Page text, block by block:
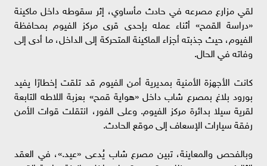
لقي مزارع مصرعه في حادث مأساوي، إثر سقوطه داخل ماكينة
«دراسة القمح» أثناء عمله بإحدى قرى مركز الفيوم بمحافظة
الفيوم، حيث جذبته أجزاء الماكينة المتحركة إلى الداخل، ما أدى إلى
وفاته في الحال.
كانت الأجهزة الأمنية بمديرية أمن الفيوم قد تلقت إخطارًا يفيد
بورود بلاغ بمصرع شاب داخل «هواية قمح» بعزبة اللاطه التابعة
لقرية سيلا بدائرة مركز الفيوم. وعلى الفور، انتقلت قوات الأمن
رفقة سيارات الإسعاف إلى موقع الحادث.
وبالفحص والمعاينة، تبين مصرع شاب يُدعى «عيد.»، في العقد